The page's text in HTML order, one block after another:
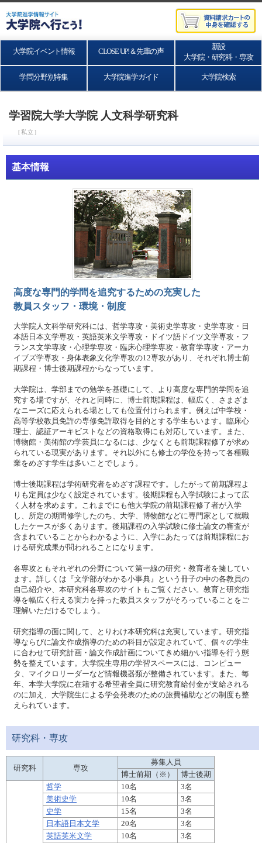
大学院イベント情報 CLOSE UP!＆先輩の声
新設
大学院・研究科・専攻
学問分野別特集 大学院進学ガイド 大学院検索
学習院大学大学院 人文科学研究科
［私立］
基本情報
高度な専門的学問を追究するための充実した
教員スタッフ・環境・制度
大学院人文科学研究科には、哲学専攻・美術史学専攻・史学専攻・日
本語日本文学専攻・英語英米文学専攻・ドイツ語ドイツ文学専攻・フ
ランス文学専攻・心理学専攻・臨床心理学専攻・教育学専攻・アーカ
イブズ学専攻・身体表象文化学専攻の12専攻があり、それぞれ博士前
期課程・博士後期課程からなっています。
大学院は、学部までの勉学を基礎にして、より高度な専門的学問を追
究する場ですが、それと同時に、博士前期課程は、幅広く、さまざま
なニーズに応えられる場としても位置付けられます。例えば中学校・
高等学校教員免許の専修免許取得を目的とする学生もいます。臨床心
理士、認証アーキビストなどの資格取得にも対応しています。また、
博物館・美術館の学芸員になるには、少なくとも前期課程修了が求め
られている現実があります。それ以外にも修士の学位を持って各種職
業をめざす学生は多いことでしょう。
博士後期課程は学術研究者をめざす課程です。したがって前期課程よ
りも定員は少なく設定されています。後期課程も入学試験によって広
く人材を求めます。これまでにも他大学院の前期課程修了者が入学
し、所定の期間修学したのち、大学、博物館などに専門家として就職
したケースが多くあります。後期課程の入学試験に修士論文の審査が
含まれていることからわかるように、入学にあたっては前期課程にお
ける研究成果が問われることになります。
各専攻ともそれぞれの分野について第一線の研究・教育者を擁してい
ます。詳しくは『文学部がわかる小事典』という冊子の中の各教員の
自己紹介や、本研究科各専攻のサイトもご覧ください。教育と研究指
導を幅広く行える実力を持った教員スタッフがそろっていることをご
理解いただけるでしょう。
研究指導の面に関して、とりわけ本研究科は充実しています。研究指
導ならびに論文作成指導のための科目が設定されていて、個々の学生
に合わせて研究計画・論文作成計画についてきめ細かい指導を行う態
勢を整えています。大学院生専用の学習スペースには、コンピュー
タ、マイクロリーダーなど情報機器類が整備されています。また、毎
年、本学大学院に在籍する希望者全員に研究教育給付金が支給される
のに加え、大学院生による学会発表のための旅費補助などの制度も整
えられています。
研究科・専攻
研究科 専攻
募集人員
博士前期（※）
博士後期
哲学 10名
3名
美術史学
10名
3名
史学
15名
3名
日本語日本文学
20名
3名
英語英米文学
10名
3名